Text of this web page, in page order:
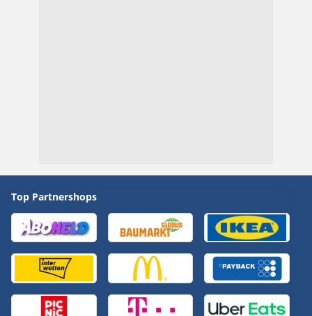
Top Partnershops